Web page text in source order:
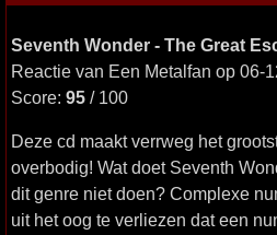
Seventh Wonder - The Great
Reactie van Een Metalfan op 06-
Score: 95 / 100
Deze cd maakt verrweg het
overbodig! Wat doet Seventh
dit genre niet doen? Complexe
uit het oog te verliezen dat een